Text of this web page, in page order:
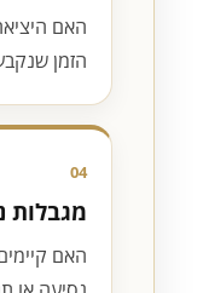
האם
הזמן
04
מגבלות
האם